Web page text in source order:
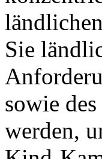
Sie
sowie
werden,